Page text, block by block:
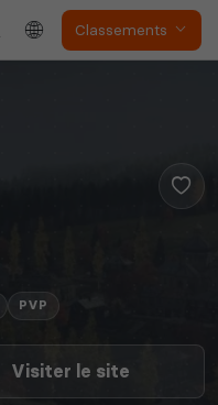
Classements
PVP
Visiter le site